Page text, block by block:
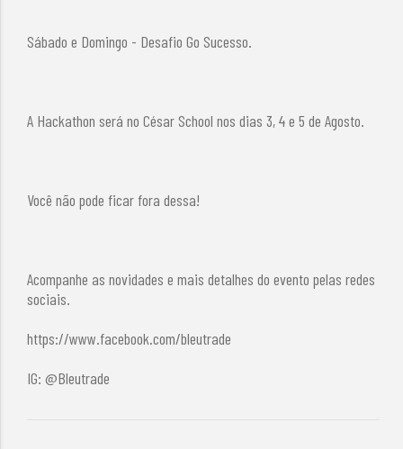
Sábado e Domingo - Desafio Go Sucesso.
A Hackathon será no César School nos dias 3, 4 e 5 de Agosto.
Você não pode ficar fora dessa!
Acompanhe as novidades e mais detalhes do evento pelas redes
sociais.
https://www.facebook.com/bleutrade
IG: @Bleutrade